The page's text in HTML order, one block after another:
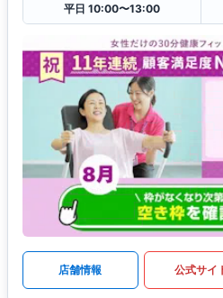
平日 10:00〜13:00
店舗情報 公式サイ